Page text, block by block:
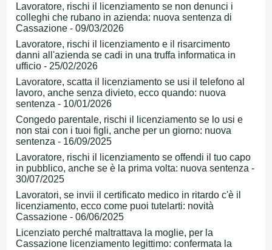
Lavoratore, rischi il licenziamento se non denunci i
colleghi che rubano in azienda: nuova sentenza di
Cassazione - 09/03/2026
Lavoratore, rischi il licenziamento e il risarcimento
danni all'azienda se cadi in una truffa informatica in
ufficio - 25/02/2026
Lavoratore, scatta il licenziamento se usi il telefono al
lavoro, anche senza divieto, ecco quando: nuova
sentenza - 10/01/2026
Congedo parentale, rischi il licenziamento se lo usi e
non stai con i tuoi figli, anche per un giorno: nuova
sentenza - 16/09/2025
Lavoratore, rischi il licenziamento se offendi il tuo capo
in pubblico, anche se è la prima volta: nuova sentenza -
30/07/2025
Lavoratori, se invii il certificato medico in ritardo c'è il
licenziamento, ecco come puoi tutelarti: novità
Cassazione - 06/06/2025
Licenziato perché maltrattava la moglie, per la
Cassazione licenziamento legittimo: confermata la